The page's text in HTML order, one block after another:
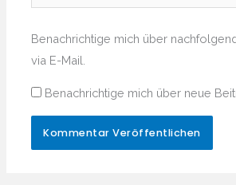
Benachrichtige mich über
via E-Mail.
Benachrichtige mich über neue